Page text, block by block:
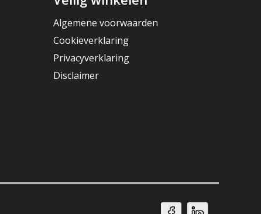
Algemene voorwaarden
Cookieverklaring
Privacyverklaring
Disclaimer